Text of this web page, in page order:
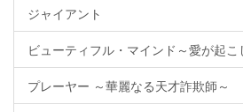
ジャイアント
ビューティフル・マインド～愛が起こ
プレーヤー ～華麗なる天才詐欺師～